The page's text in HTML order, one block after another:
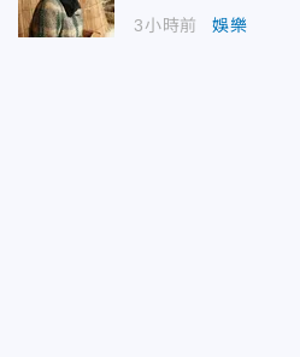
3小時前 娛樂